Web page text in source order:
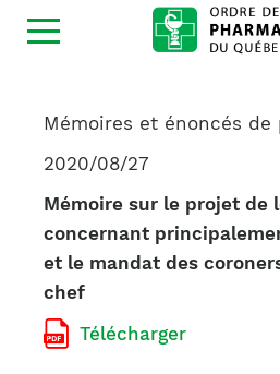
Ouvrir
la
Mémoires et énoncés de
2020/08/27
Mémoire sur le projet de
concernant
et le mandat des
chef
Télécharger